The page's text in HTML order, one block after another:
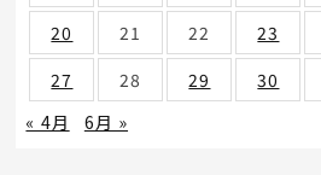
20
21 22 23
27
28 29 30
« 4月
6月 »